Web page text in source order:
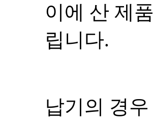
이에 산 제
립니다.
납기의 경